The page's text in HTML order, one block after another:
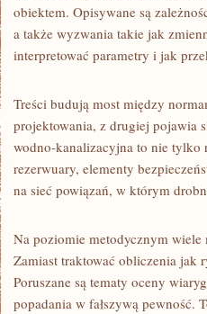
obiektem. Opisywane są
a także wyzwania takie jak
interpretować parametry i jak
Treści budują most między
projektowania, z drugiej pojawia
wodno-kanalizacyjna to nie tylko
rezerwuary, elementy
na sieć powiązań, w którym
Na poziomie metodycznym wiele
Zamiast traktować obliczenia jak
Poruszane są tematy oceny
popadania w fałszywą pewność.